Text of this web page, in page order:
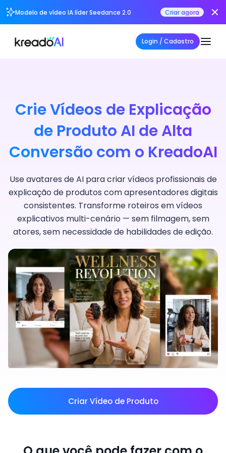
Modelo de vídeo IA líder Seedance 2.0 Criar agora
Login / Cadastro
Crie Vídeos de Explicação
de Produto AI de Alta
Conversão com o KreadoAI
Use avatares de AI para criar vídeos profissionais de
explicação de produtos com apresentadores digitais
consistentes. Transforme roteiros em vídeos
explicativos multi-cenário — sem filmagem, sem
atores, sem necessidade de habilidades de edição.
Criar Vídeo de Produto